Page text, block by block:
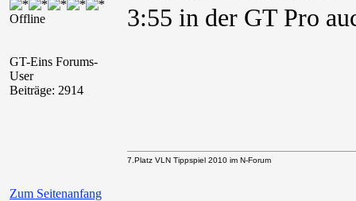
Offline
GT-Eins Forums-
User
Beiträge: 2914
3:55 in der GT Pro
Zum Seitenanfang
7.Platz VLN Tippspiel 2010 im N-Forum